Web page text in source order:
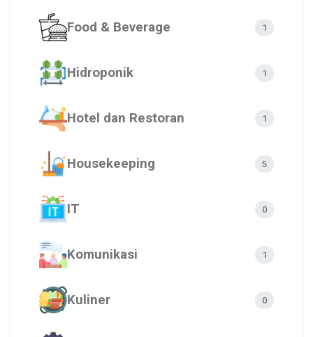
Food & Beverage 1
Hidroponik 1
Hotel dan Restoran 1
Housekeeping 5
IT 0
Komunikasi 1
Kuliner 0